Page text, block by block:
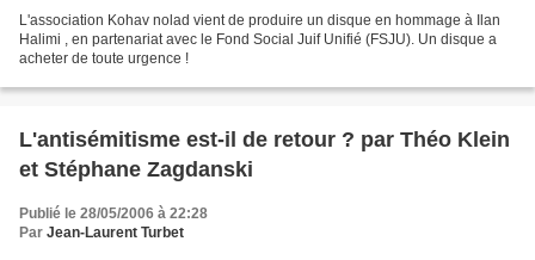
L'association Kohav nolad vient de produire un disque en hommage à Ilan
Halimi , en partenariat avec le Fond Social Juif Unifié (FSJU). Un disque a
acheter de toute urgence !
L'antisémitisme est-il de retour ? par Théo Klein
et Stéphane Zagdanski
Publié le 28/05/2006 à 22:28
Par Jean-Laurent Turbet